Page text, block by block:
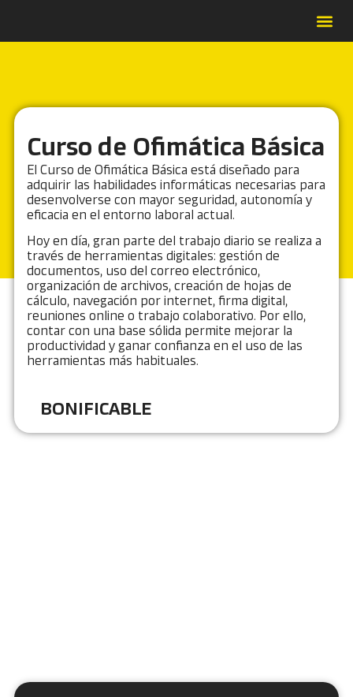
Curso de Ofimática Básica
El Curso de Ofimática Básica está diseñado para
adquirir las habilidades informáticas necesarias para
desenvolverse con mayor seguridad, autonomía y
eficacia en el entorno laboral actual.
Hoy en día, gran parte del trabajo diario se realiza a
través de herramientas digitales: gestión de
documentos, uso del correo electrónico,
organización de archivos, creación de hojas de
cálculo, navegación por internet, firma digital,
reuniones online o trabajo colaborativo. Por ello,
contar con una base sólida permite mejorar la
productividad y ganar confianza en el uso de las
herramientas más habituales.
BONIFICABLE